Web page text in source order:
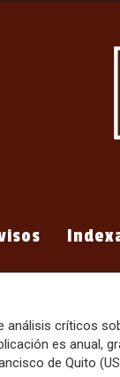
análisis críticos
es anual,
de Quito